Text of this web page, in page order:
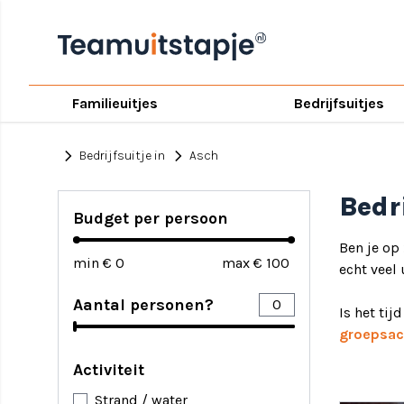
Familieuitjes Bedrijfsuitjes
chevron_right Bedrijfsuitje in chevron_right Asch
Budget per persoon
min € max €
Aantal personen?
Activiteit
Strand / water
Ben je op
echt veel
Is het tijd